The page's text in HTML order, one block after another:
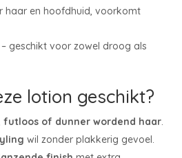
haar en hoofdhuid, voorkomt
– geschikt voor zowel droog als
lotion geschikt?
futloos of dunner wordend haar.
wil zonder plakkerig gevoel.